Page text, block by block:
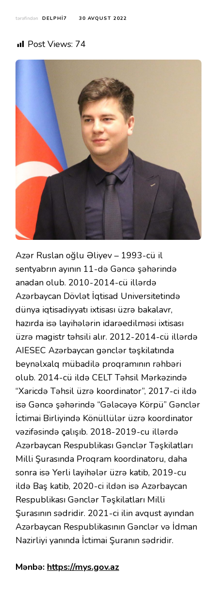
tərəfindən DELPHI7 30 AVQUST 2022
Post Views: 74
Azər Ruslan oğlu Əliyev – 1993-cü il
sentyabrın ayının 11-də Gəncə şəhərində
anadan olub. 2010-2014-cü illərdə
Azərbaycan Dövlət İqtisad Universitetində
dünya iqtisadiyyatı ixtisası üzrə bakalavr,
hazırda isə layihələrin idarəedilməsi ixtisası
üzrə magistr təhsili alır. 2012-2014-cü illərdə
AIESEC Azərbaycan gənclər təşkilatında
beynəlxalq mübadilə proqramının rəhbəri
olub. 2014-cü ildə CELT Təhsil Mərkəzində
“Xaricdə Təhsil üzrə koordinator”, 2017-ci ildə
isə Gəncə şəhərində “Gələcəyə Körpü” Gənclər
İctimai Birliyində Könüllülər üzrə koordinator
vəzifəsində çalışıb. 2018-2019-cu illərdə
Azərbaycan Respublikası Gənclər Təşkilatları
Milli Şurasında Proqram koordinatoru, daha
sonra isə Yerli layihələr üzrə katib, 2019-cu
ildə Baş katib, 2020-ci ildən isə Azərbaycan
Respublikası Gənclər Təşkilatları Milli
Şurasının sədridir. 2021-ci ilin avqust ayından
Azərbaycan Respublikasının Gənclər və İdman
Nazirliyi yanında İctimai Şuranın sədridir.
Mənbə: https://mys.gov.az